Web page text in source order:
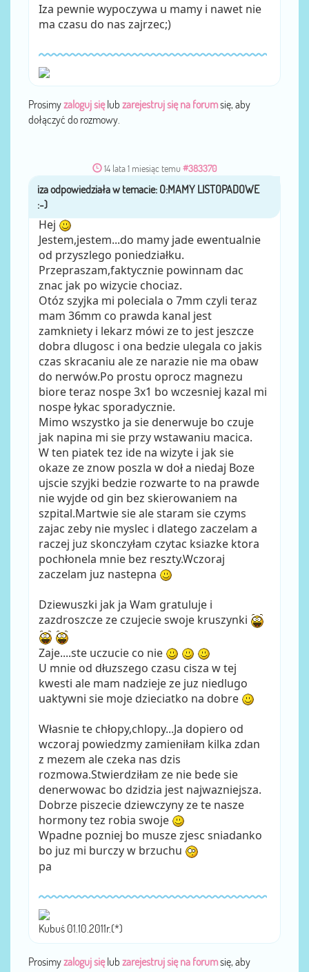
Iza pewnie wypoczywa u mamy i nawet nie
ma czasu do nas zajrzec;)
Prosimyzaloguj sięlub zarejestruj się na forumsię, aby
dołączyć do rozmowy.
14 lata 1 miesiąc temu #383370
przez iza
Hej
Jestem,jestem...do mamy jade ewentualnie
od przyszlego poniedziałku.
Przepraszam,faktycznie powinnam dac
znac jak po wizycie chociaz.
Otóz szyjka mi poleciala o 7mm czyli teraz
mam 36mm co prawda kanal jest
zamkniety i lekarz mówi ze to jest jeszcze
dobra dlugosc i ona bedzie ulegala co jakis
czas skracaniu ale ze narazie nie ma obaw
do nerwów.Po prostu oprocz magnezu
biore teraz nospe 3x1 bo wczesniej kazal mi
nospe łykac sporadycznie.
Mimo wszystko ja sie denerwuje bo czuje
jak napina mi sie przy wstawaniu macica.
W ten piatek tez ide na wizyte i jak sie
okaze ze znow poszla w doł a niedaj Boze
ujscie szyjki bedzie rozwarte to na prawde
nie wyjde od gin bez skierowaniem na
szpital.Martwie sie ale staram sie czyms
zajac zeby nie myslec i dlatego zaczelam a
raczej juz skonczyłam czytac ksiazke ktora
pochłonela mnie bez reszty.Wczoraj
zaczelam juz nastepna
Dziewuszki jak ja Wam gratuluje i
zazdroszcze ze czujecie swoje kruszynki
Zaje....ste uczucie co nie
U mnie od dłuzszego czasu cisza w tej
kwesti ale mam nadzieje ze juz niedlugo
uaktywni sie moje dzieciatko na dobre
Własnie te chłopy,chlopy...Ja dopiero od
wczoraj powiedzmy zamieniłam kilka zdan
z mezem ale czeka nas dzis
rozmowa.Stwierdziłam ze nie bede sie
denerwowac bo dzidzia jest najwazniejsza.
Dobrze piszecie dziewczyny ze te nasze
hormony tez robia swoje
Wpadne pozniej bo musze zjesc sniadanko
bo juz mi burczy w brzuchu
pa
Kubuś 01.10.2011r.(*)
Prosimyzaloguj sięlub zarejestruj się na forumsię, aby